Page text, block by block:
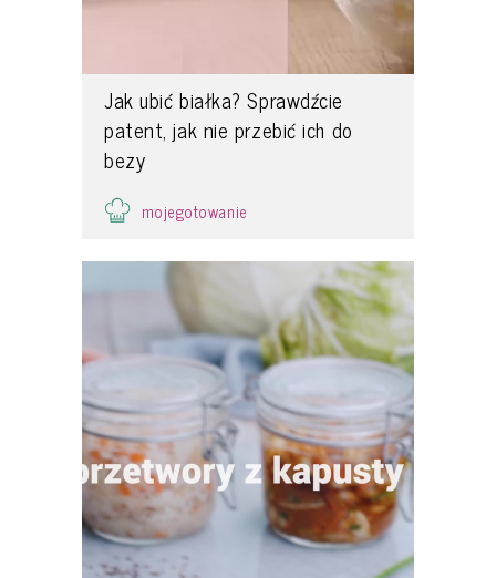
Jak ubić białka? Sprawdźcie
patent, jak nie przebić ich do
bezy
mojegotowanie